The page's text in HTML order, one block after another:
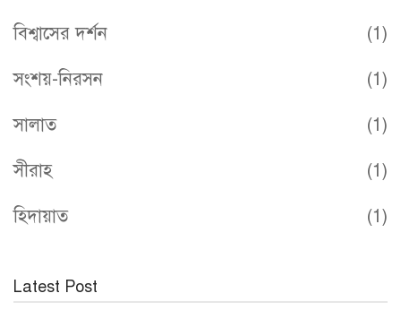
বিশ্বাসের দর্শন (1)
সংশয়-নিরসন (1)
সালাত (1)
সীরাহ (1)
হিদায়াত (1)
Latest Post